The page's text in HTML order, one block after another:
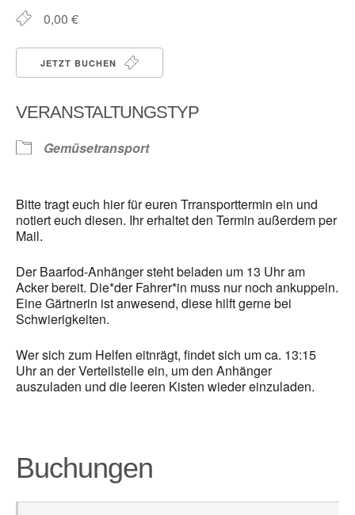
0,00 €
JETZT BUCHEN
VERANSTALTUNGSTYP
Gemüsetransport
Bitte tragt euch hier für euren Trransporttermin ein und
notiert euch diesen. Ihr erhaltet den Termin außerdem per
Mail.
Der Baarfod-Anhänger steht beladen um 13 Uhr am
Acker bereit. Die*der Fahrer*in muss nur noch ankuppeln.
Eine Gärtnerin ist anwesend, diese hilft gerne bei
Schwierigkeiten.
Wer sich zum Helfen eitnrägt, findet sich um ca. 13:15
Uhr an der Verteilstelle ein, um den Anhänger
auszuladen und die leeren Kisten wieder einzuladen.
Buchungen